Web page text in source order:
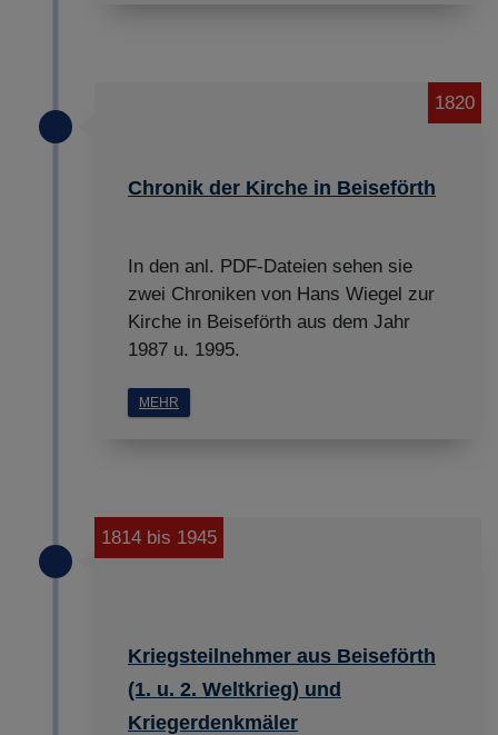
Chronik der Kirche in Beiseförth
1820
In den anl. PDF-Dateien sehen sie
zwei Chroniken von Hans Wiegel zur
Kirche in Beiseförth aus dem Jahr
1987 u. 1995.
MEHR
Kriegsteilnehmer aus Beiseförth
(1. u. 2. Weltkrieg) und
Kriegerdenkmäler
1814 bis 1945